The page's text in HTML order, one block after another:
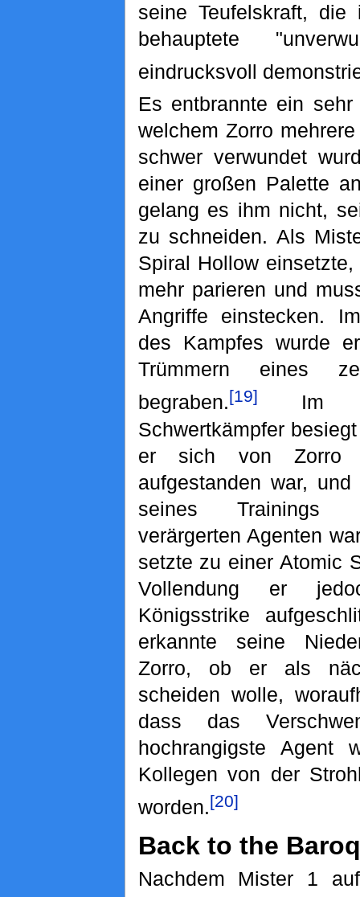
seine Teufelskraft,
behauptete
eindrucksvoll
Es entbrannte ein
welchem Zorro
schwer verwundet
einer großen Palette
gelang es ihm nicht,
zu schneiden. Als
Spiral Hollow
mehr parieren und
Angriffe einstecken.
des Kampfes wurde
Trümmern eines
begraben.[19]
Im
Schwertkämpfer
er sich von Zorro
aufgestanden war,
seines Trainings
verärgerten Agenten
setzte zu einer Atomic
Vollendung er
Königsstrike
erkannte seine
Zorro, ob er als
scheiden wolle,
dass das
hochrangigste Agent
Kollegen von der
worden.[20]
Back to the
Nachdem Mister 1 auf